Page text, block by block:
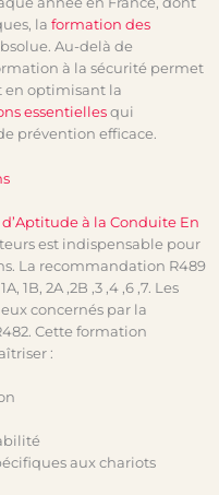
la formation des
Au-delà de
à la sécurité permet
en optimisant la
essentiellesqui
prévention efficace.
à la Conduite En
est indispensable pour
La recommandation R489
1B, 2A ,2B ,3 ,4 ,6 ,7. Les
concernés par la
Cette formation
:
aux chariots